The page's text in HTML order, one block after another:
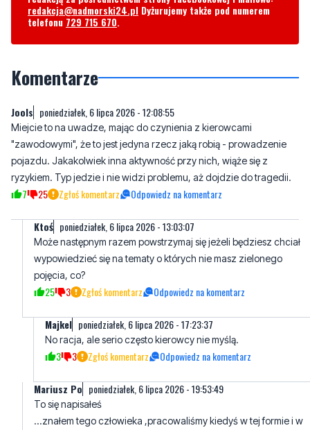
redakcja@nadmorski24.pl Dyżurujemy także pod numerem
telefonu 729 715 670.
Komentarze
Jools poniedziałek, 6 lipca 2026 - 12:08:55
Miejcie to na uwadze, mając do czynienia z kierowcami
"zawodowymi", że to jest jedyna rzecz jaką robią - prowadzenie
pojazdu. Jakakolwiek inna aktywność przy nich, wiąże się z
ryzykiem. Typ jedzie i nie widzi problemu, aż dojdzie do tragedii.
7 25 Zgłoś komentarz Odpowiedz na komentarz
Ktoś poniedziałek, 6 lipca 2026 - 13:03:07
Może następnym razem powstrzymaj się jeżeli będziesz chciał
wypowiedzieć się na tematy o których nie masz zielonego
pojęcia, co?
25 3 Zgłoś komentarz Odpowiedz na komentarz
Majkel poniedziałek, 6 lipca 2026 - 17:23:37
No racja, ale serio często kierowcy nie myślą.
3 3 Zgłoś komentarz Odpowiedz na komentarz
Mariusz Po poniedziałek, 6 lipca 2026 - 19:53:49
To się napisałeś
...znałem tego człowieka ,pracowaliśmy kiedyś w tej formie i w